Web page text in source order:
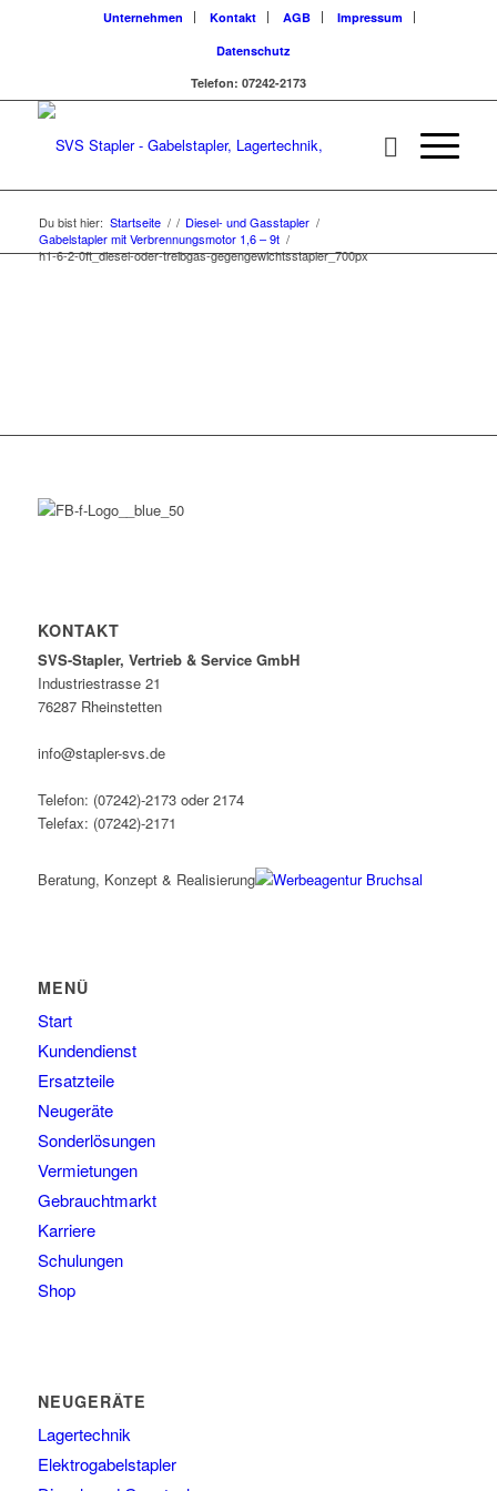
Unternehmen Kontakt AGB
Impressum
Datenschutz
Telefon: 07242-2173
Du bist hier: Startseite / / Diesel- und Gasstapler /
Gabelstapler mit Verbrennungsmotor 1,6 – 9t /
h1-6-2-0ft_diesel-oder-treibgas-gegengewichtsstapler_700px
KONTAKT
SVS-Stapler, Vertrieb & Service GmbH
Industriestrasse 21
76287 Rheinstetten
info@stapler-svs.de
Telefon: (07242)-2173 oder 2174
Telefax: (07242)-2171
Beratung, Konzept & Realisierung
MENÜ
Start
Kundendienst
Ersatzteile
Neugeräte
Sonderlösungen
Vermietungen
Gebrauchtmarkt
Karriere
Schulungen
Shop
NEUGERÄTE
Lagertechnik
Elektrogabelstapler